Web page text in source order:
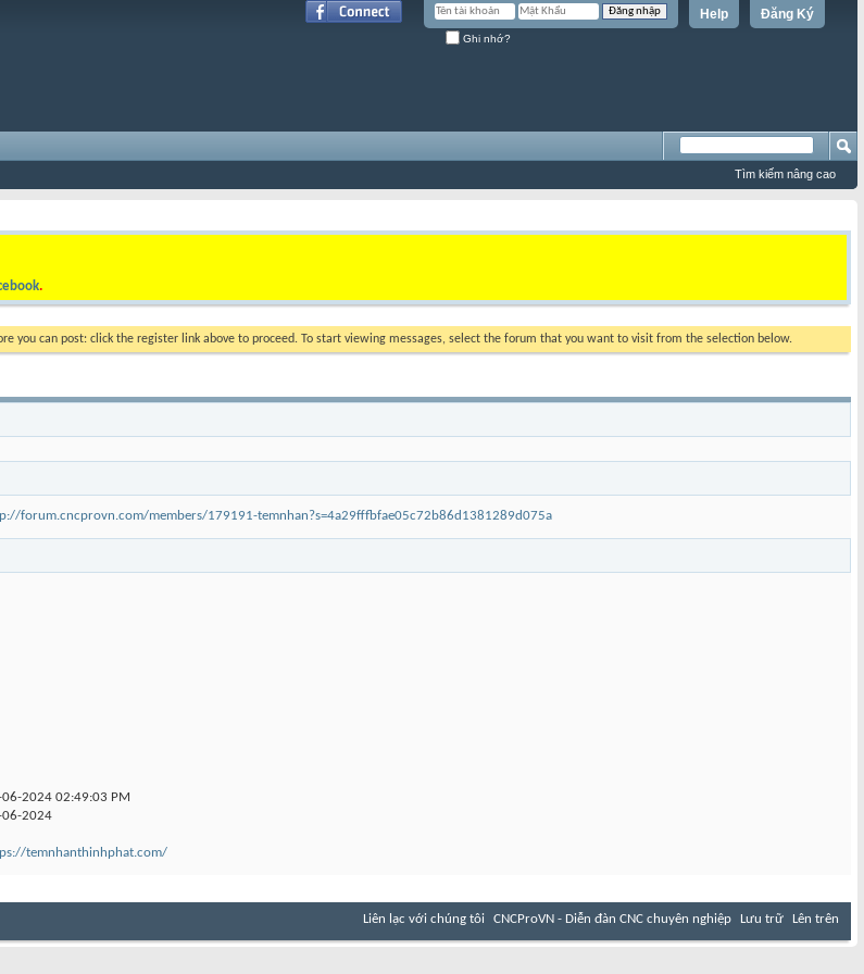
Đăng Ký
Help
Ghi nhớ?
Tìm kiếm nâng cao
.
you can post: click the register link above to proceed. To start viewing messages, select the forum that you want to visit from the selection below.
forum.cncprovn.com/members/179191-temnhan?s=4a29fffbfae05c72b86d1381289d075a
06-2024 02:49:03 PM
06-2024
temnhanthinhphat.com/
Liên lạc với chúng tôi CNCProVN - Diễn đàn CNC chuyên nghiệp Lưu trữ Lên trên